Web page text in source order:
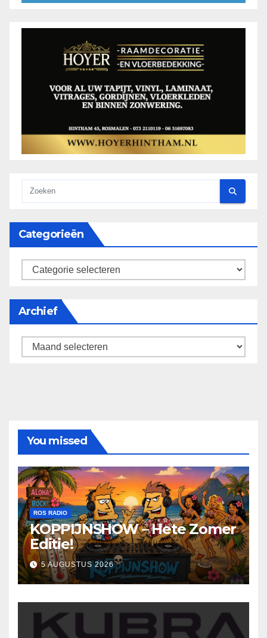
Categorieën
categorieën
Archief
Archief
You missed
ROS RADIO
KOPPIJNSHOW – Hete Zomer
Editie!
5 AUGUSTUS 2026